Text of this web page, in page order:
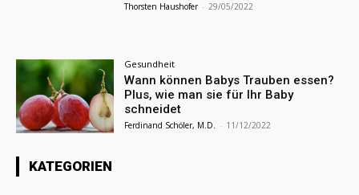
Thorsten Haushofer - 29/05/2022
Gesundheit
Wann können Babys Trauben essen?
Plus, wie man sie für Ihr Baby
schneidet
Ferdinand Schöler, M.D. - 11/12/2022
KATEGORIEN